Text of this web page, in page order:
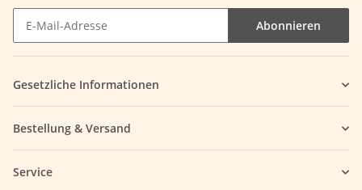
Abonnieren
Gesetzliche Informationen
Bestellung & Versand
Service